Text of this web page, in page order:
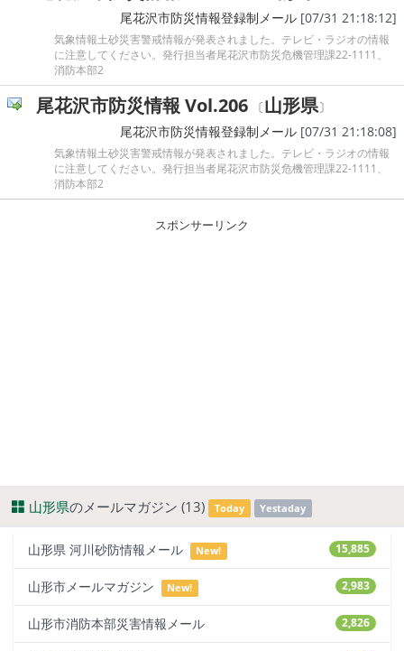
尾花沢市防災情報登録制メール [07/31 21:18:12]
気象情報土砂災害警戒情報が発表されました。テレビ・ラジオの情報
に注意してください。発行担当者尾花沢市防災危機管理課22-1111、
消防本部2
尾花沢市防災情報 Vol.206 〔山形県〕
尾花沢市防災情報登録制メール [07/31 21:18:08]
気象情報土砂災害警戒情報が発表されました。テレビ・ラジオの情報
に注意してください。発行担当者尾花沢市防災危機管理課22-1111、
消防本部2
スポンサーリンク
山形県のメールマガジン (13) Today Yestaday
15,885
山形県 河川砂防情報メール New!
2,983
山形市メールマガジン New!
2,826
山形市消防本部災害情報メール